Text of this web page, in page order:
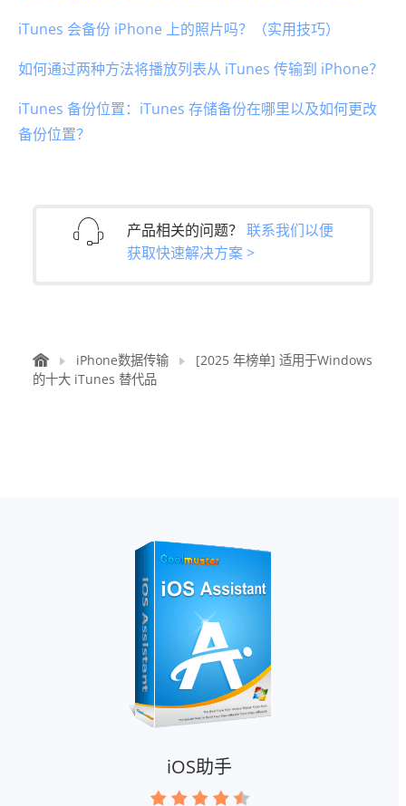
iTunes 会备份 iPhone 上的照片吗？（实用技巧）
如何通过两种方法将播放列表从 iTunes 传输到 iPhone？
iTunes 备份位置：iTunes 存储备份在哪里以及如何更改
备份位置？
产品相关的问题？ 联系我们以便
获取快速解决方案 >
iPhone数据传输
[2025 年榜单] 适用于Windows
的十大 iTunes 替代品
iOS助手